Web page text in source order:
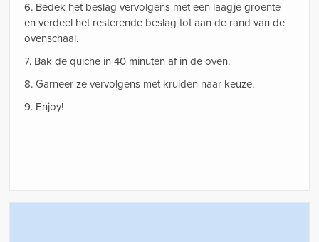
6. Bedek het beslag vervolgens met een laagje groente
en verdeel het resterende beslag tot aan de rand van de
ovenschaal.
7. Bak de quiche in 40 minuten af in de oven.
8. Garneer ze vervolgens met kruiden naar keuze.
9. Enjoy!